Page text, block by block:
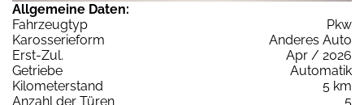
Allgemeine Daten:
Fahrzeugtyp
Pkw
Karosserieform
Anderes Auto
Erst-Zul.
Apr / 2026
Getriebe
Automatik
Kilometerstand
5 km
Anzahl der Türen
5